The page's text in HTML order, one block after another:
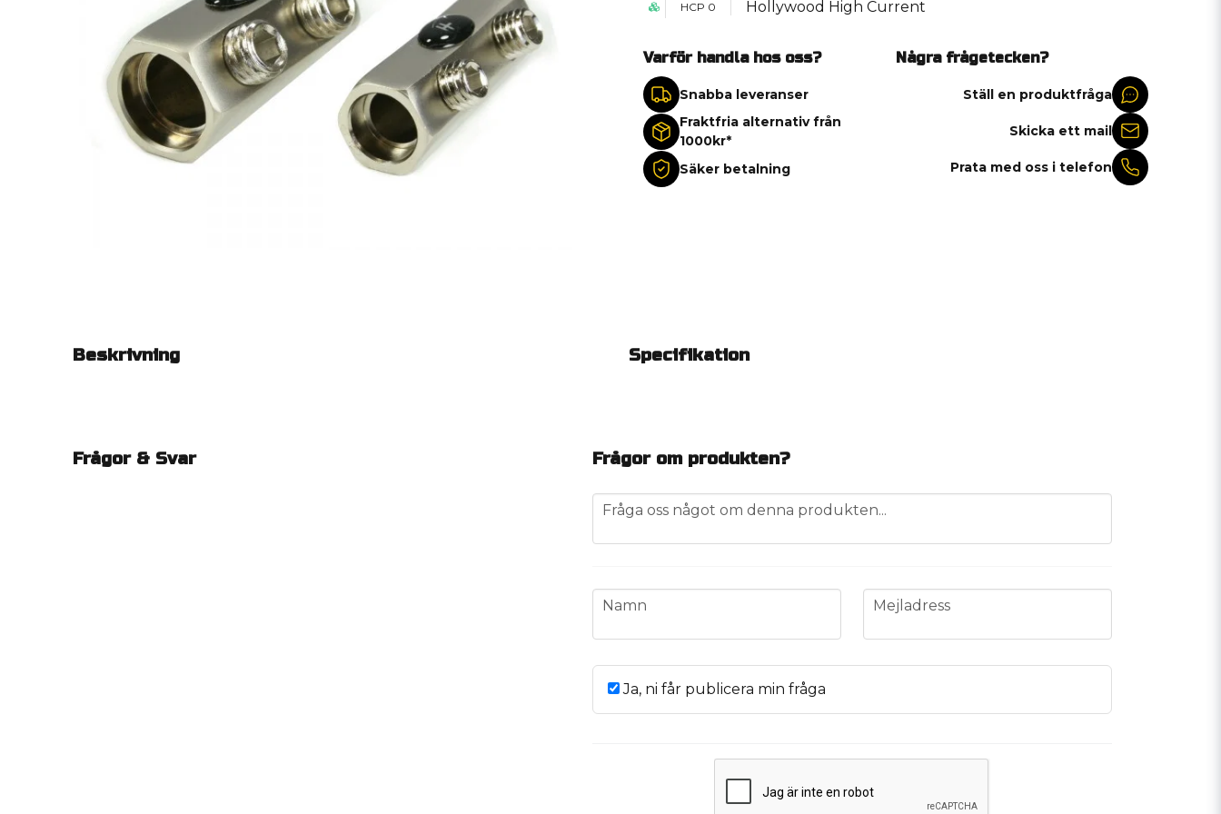
HCP 0 Hollywood High Current
Varför handla hos oss?
Snabba leveranser
Fraktfria alternativ från
1000kr*
Säker betalning
Några frågetecken?
Ställ en produktfråga
Skicka ett mail
Prata med oss i telefon
Beskrivning Specifikation
Frågor & Svar Frågor om produkten?
question
Fråga oss något om denna produkten...
name
Namn email
Mejladress
Ja, ni får publicera min fråga